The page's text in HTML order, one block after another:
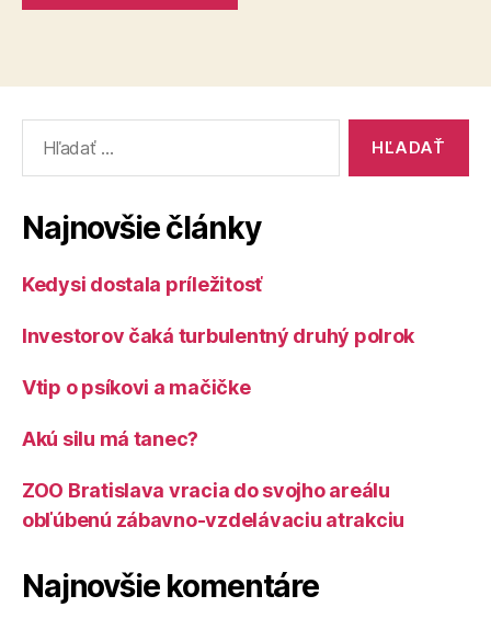
Najnovšie články
Kedysi dostala príležitosť
Investorov čaká turbulentný druhý polrok
Vtip o psíkovi a mačičke
Akú silu má tanec?
ZOO Bratislava vracia do svojho areálu
obľúbenú zábavno-vzdelávaciu atrakciu
Najnovšie komentáre